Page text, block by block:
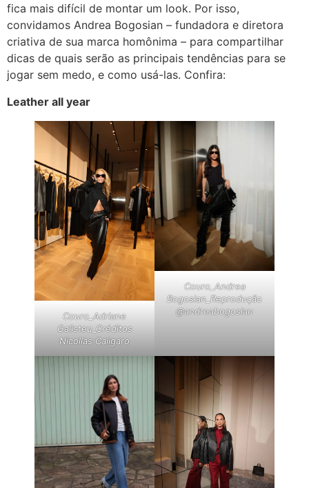
fica mais difícil de montar um look. Por isso,
convidamos Andrea Bogosian – fundadora e diretora
criativa de sua marca homônima – para compartilhar
dicas de quais serão as principais tendências para se
jogar sem medo, e como usá-las. Confira:
Leather all year
Couro_Adriane
Galisteu_Créditos
Nicollas Caligaro
Couro_Andrea
Bogosian_Reprodução
@andreabogosian